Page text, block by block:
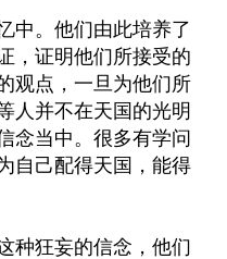
中。他们由此培养了
，证明他们所接受的
观点，一旦为他们所
人并不在天国的光明
念当中。很多有学问
自己配得天国，能得
种狂妄的信念，他们